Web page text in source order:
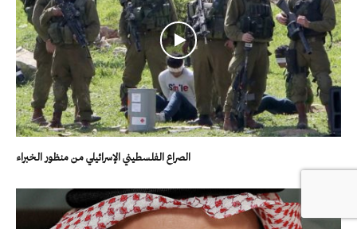
الصراع الفلسطيني الإسرائيلي من منظور الخبراء